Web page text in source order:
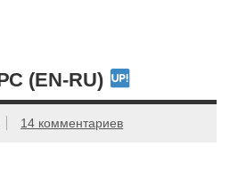
(EN-RU)
14 комментариев